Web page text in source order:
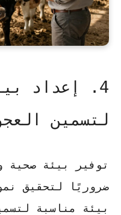
4. إعداد
لتسمين
توفير بيئة صحية
ضروريًا لتحقيق
بيئة مناسبة